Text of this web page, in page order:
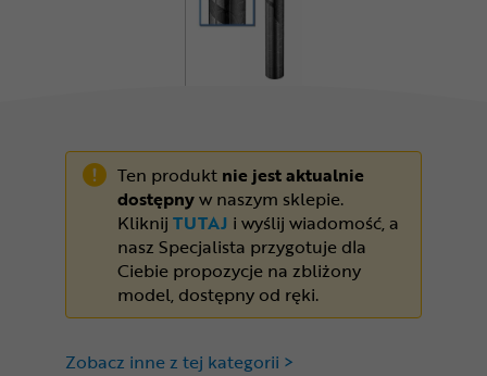
Ten produkt nie jest aktualnie
dostępnyw naszym sklepie.
Kliknij TUTAJ i wyślij wiadomość, a
nasz Specjalista przygotuje dla
Ciebie propozycje na zbliżony
model, dostępny od ręki.
Zobacz inne z tej kategorii >